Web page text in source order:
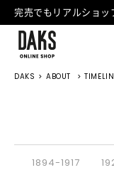
DAKS ABOUT
1894-1917